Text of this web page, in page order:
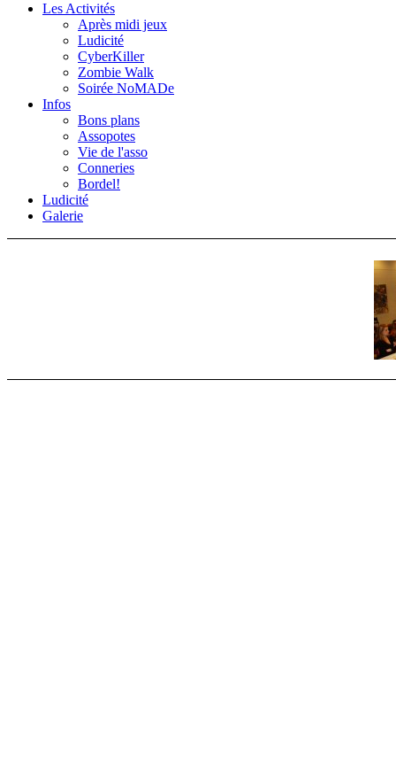
Les Activités
Après midi jeux
Ludicité
CyberKiller
Zombie Walk
Soirée NoMADe
Infos
Bons plans
Assopotes
Vie de l'asso
Conneries
Bordel!
Ludicité
Galerie